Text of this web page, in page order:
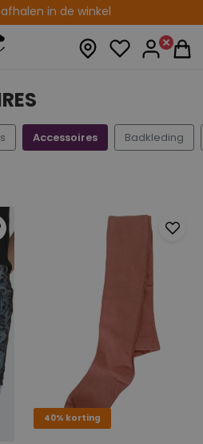
in de winkel
retourtermijn
Accessoires Badkleding
40% korting